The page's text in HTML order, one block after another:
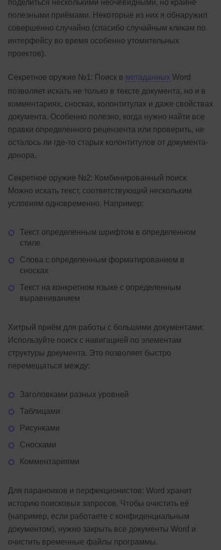
поделиться несколькими неочевидными, но крайне
полезными приёмами. Некоторые из них я обнаружил
совершенно случайно (спасибо случайным кликам по
интерфейсу во время особенно утомительных
проектов).
Секретное оружие №1: Поиск в метаданных Word
позволяет искать не только в тексте документа, но и в
комментариях, сносках, колонтитулах и даже свойствах
документа. Особенно полезно, когда нужно найти все
правки определенного рецензента или проверить, не
осталось ли где-то старых колонтитулов от документа-
донора.
Секретное оружие №2: Комбинированный поиск
Можно искать текст, соответствующий нескольким
условиям одновременно. Например:
Текст определенным шрифтом в определенном
стиле
Слова с определенным форматированием в
сносках
Текст на конкретном языке с определенным
выравниванием
Хитрый приём для работы с большими документами:
Используйте поиск с навигацией по элементам
структуры документа. Это позволяет быстро
перемещаться между:
Заголовками разных уровней
Таблицами
Рисунками
Сносками
Комментариями
Для параноиков и перфекционистов: Word хранит
историю поисковых запросов. Чтобы очистить её
(например, если работаете с конфиденциальным
документом), нужно закрыть все документы Word и
очистить временные файлы программы.